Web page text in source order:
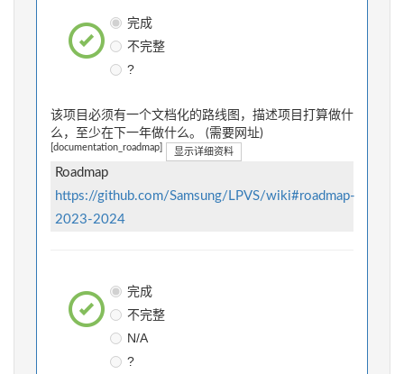
完成
不完整
?
该项目必须有一个文档化的路线图，描述项目打算做什
么，至少在下一年做什么。 (需要网址)
[documentation_roadmap] 显示详细资料
Roadmap
https://github.com/Samsung/LPVS/wiki#roadmap-
2023-2024
完成
不完整
N/A
?